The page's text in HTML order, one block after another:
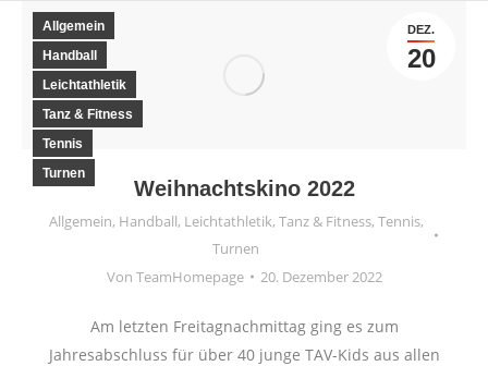
Weihnachtskino 2022
Allgemein, Handball, Leichtathletik, Tanz & Fitness, Tennis,
Turnen
Von TeamHomepage 20. Dezember 2022
DEZ.
20
Allgemein
Handball
Leichtathletik
Tanz & Fitness
Tennis
Turnen
Am letzten Freitagnachmittag ging es zum
Jahresabschluss für über 40 junge TAV-Kids aus allen